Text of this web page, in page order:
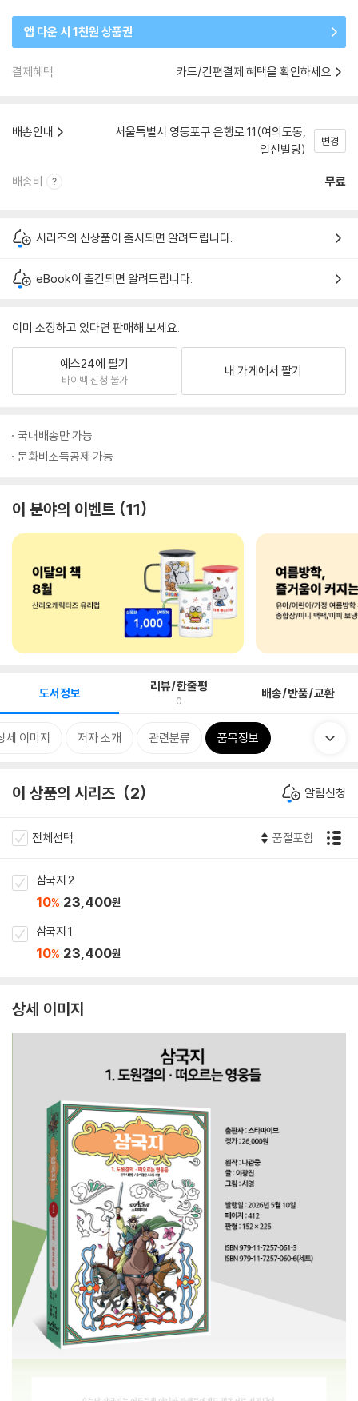
앱 다운 시 1천원 상품권
결제혜택 카드/간편결제 혜택을 확인하세요
배송안내
서울특별시 영등포구 은행로 11(여의도동,
일신빌딩)
변경
배송비 무료
시리즈의 신상품이 출시되면 알려드립니다.
eBook이 출간되면 알려드립니다.
이미 소장하고 있다면 판매해 보세요.
예스24에 팔기
바이백 신청 불가
내 가게에서 팔기
국내배송만 가능
문화비소득공제 가능
이 분야의 이벤트 11
도서정보 리뷰/한줄평
0 배송/반품/교환
세 이미지 저자 소개 관련분류 품목정보
이 상품의 시리즈 2 알림신청
전체선택 품절포함
삼국지 2
10% 23,400원
삼국지 1
10% 23,400원
상세 이미지